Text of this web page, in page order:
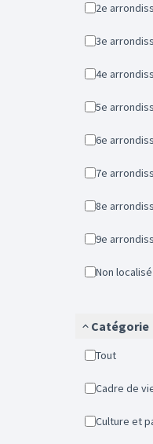
2e
3e
4e
5e
6e
7e
8e
9e
Non localisé
Catégorie
Tout
Cadre de
Culture et